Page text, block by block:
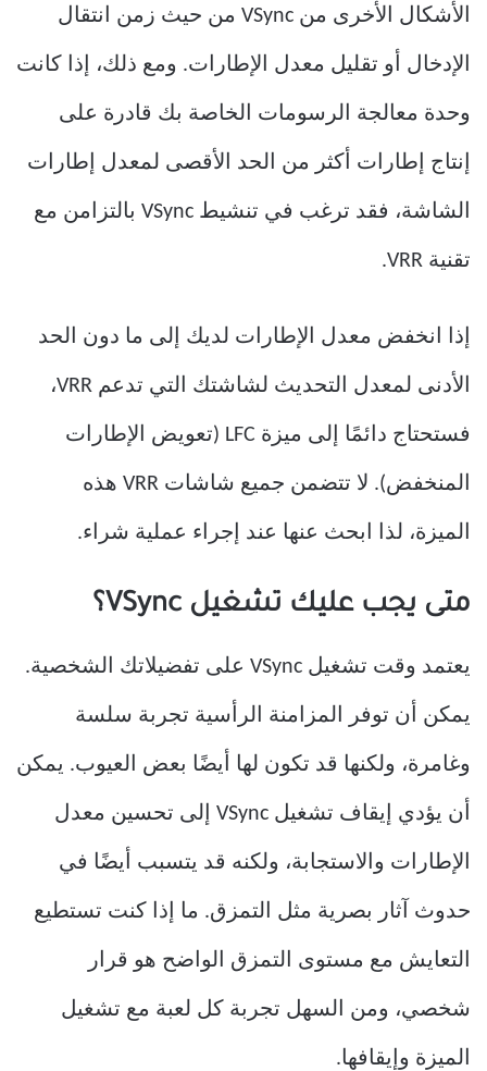
الأشكال الأخرى من VSync من حيث زمن انتقال
الإدخال أو تقليل معدل الإطارات. ومع ذلك، إذا كانت
وحدة معالجة الرسومات الخاصة بك قادرة على
إنتاج إطارات أكثر من الحد الأقصى لمعدل إطارات
الشاشة، فقد ترغب في تنشيط VSync بالتزامن مع
تقنية VRR.
إذا انخفض معدل الإطارات لديك إلى ما دون الحد
الأدنى لمعدل التحديث لشاشتك التي تدعم VRR،
فستحتاج دائمًا إلى ميزة LFC (تعويض الإطارات
المنخفض). لا تتضمن جميع شاشات VRR هذه
الميزة، لذا ابحث عنها عند إجراء عملية شراء.
متى يجب عليك تشغيل VSync؟
يعتمد وقت تشغيل VSync على تفضيلاتك الشخصية.
يمكن أن توفر المزامنة الرأسية تجربة سلسة
وغامرة، ولكنها قد تكون لها أيضًا بعض العيوب. يمكن
أن يؤدي إيقاف تشغيل VSync إلى تحسين معدل
الإطارات والاستجابة، ولكنه قد يتسبب أيضًا في
حدوث آثار بصرية مثل التمزق. ما إذا كنت تستطيع
التعايش مع مستوى التمزق الواضح هو قرار
شخصي، ومن السهل تجربة كل لعبة مع تشغيل
الميزة وإيقافها.